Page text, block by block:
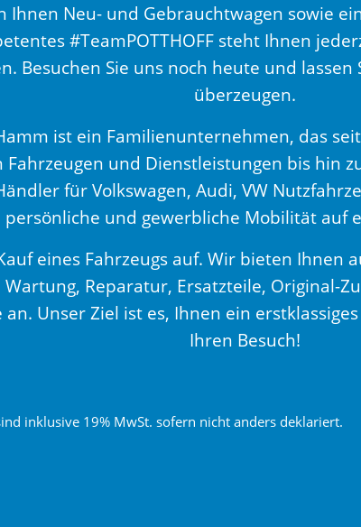
Ihnen Neu- und Gebrauchtwagen sowie
#TeamPOTTHOFF steht Ihnen
Besuchen Sie uns noch heute und
überzeugen.
ist ein Familienunternehmen, das
und Dienstleistungen bis hin
für Volkswagen, Audi, VW
persönliche und gewerbliche Mobilität auf
eines Fahrzeugs auf. Wir bieten Ihnen
Reparatur, Ersatzteile, Original-
an. Unser Ziel ist es, Ihnen ein
Ihren Besuch!
inklusive 19% MwSt. sofern nicht anders deklariert.